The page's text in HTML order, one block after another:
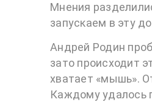
Мнения
запускаем в эту
Андрей Родин
зато происходит
хватает «мышь».
Каждому удалось